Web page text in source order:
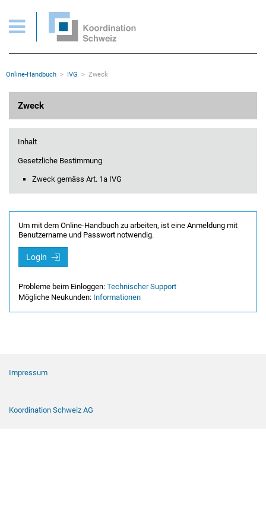
Wichtige Seiten
Home
Inhalt
Sitemap
Rootline Navigation
Online-Handbuch IVG Zweck
Zweck
Inhalt
Gesetzliche Bestimmung
Zweck gemäss Art. 1a IVG
Um mit dem Online-Handbuch zu arbeiten, ist eine Anmeldung mit
Benutzername und Passwort notwendig.
Login
Probleme beim Einloggen: Technischer Support
Mögliche Neukunden: Informationen
Impressum
Koordination Schweiz AG